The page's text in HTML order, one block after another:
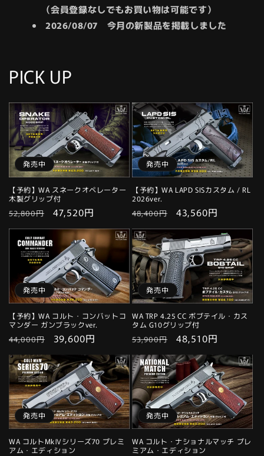
（会員登録なしでもお買い物は可能です）
2026/08/07 今月の新製品を掲載しました
PICK UP
発売中
【予約】WA スネークオペレーター
木製グリップ付
通
価
格
52,800円
セ
価
格
47,520円
発売中
【予約】WA LAPD SISカスタム / RL
2026ver.
通
価
格
48,400円
セ
ル
価
格
43,560円
発売中
【予約】WA コルト・コンバットコ
マンダー ガンブラックver.
通
価
格
44,000円
セ
ル
価
格
39,600円
発売中
WA TRP 4.25 CC ボブテイル・カス
タム G10グリップ付
通
価
格
53,900円
セ
ル
価
格
48,510円
発売中
WA コルトMkⅣシリーズ70 プレミ
アム・エディション
発売中
WA コルト・ナショナルマッチ プレ
ミアム・エディション